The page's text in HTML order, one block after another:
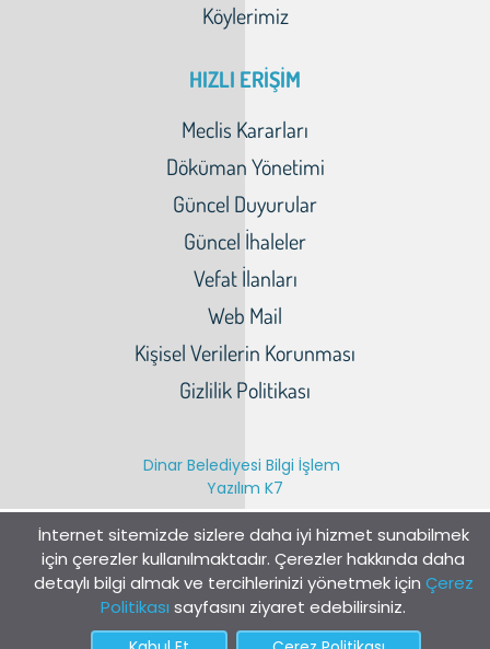
İnternet sitemizde sizlere daha iyi hizmet sunabilmek
için çerezler kullanılmaktadır. Çerezler hakkında daha
detaylı bilgi almak ve tercihlerinizi yönetmek için Çerez
Politikası sayfasını ziyaret edebilirsiniz.
Köylerimiz
HIZLI ERİŞİM
Meclis Kararları
Döküman Yönetimi
Güncel Duyurular
Güncel İhaleler
Vefat İlanları
Web Mail
Kişisel Verilerin Korunması
Gizlilik Politikası
Dinar Belediyesi Bilgi İşlem
Yazılım K7